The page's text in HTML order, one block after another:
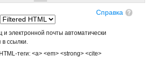
Справка
и электронной почты автоматически
ссылки.
теги: <a> <em> <strong> <cite>